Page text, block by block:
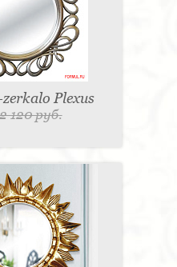
Plexus
120 руб.